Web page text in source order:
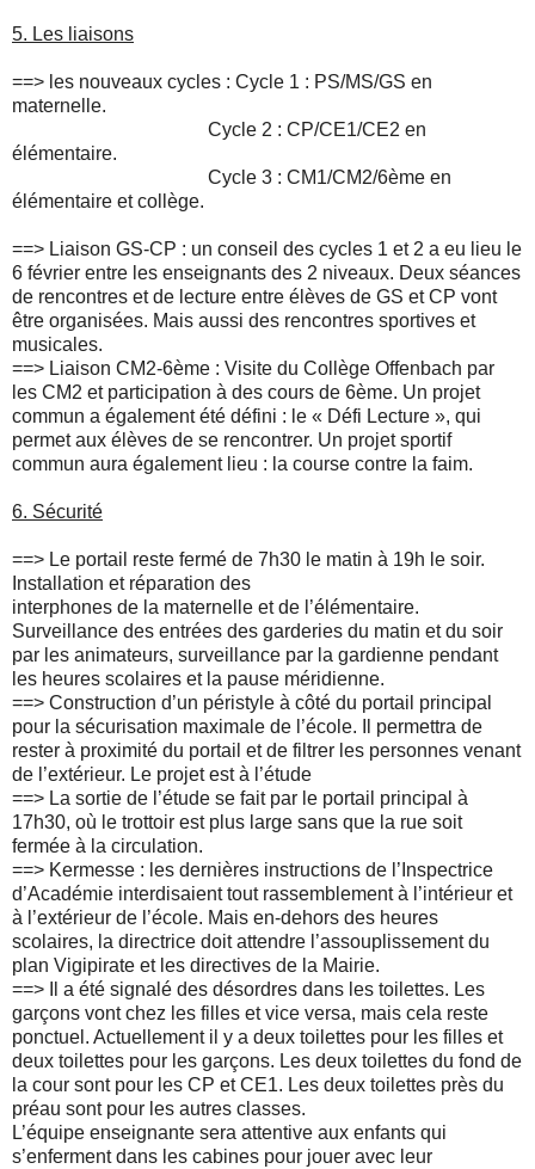
5. Les liaisons
==> les nouveaux cycles : Cycle 1 : PS/MS/GS en
maternelle.
Cycle 2 : CP/CE1/CE2 en
élémentaire.
Cycle 3 : CM1/CM2/6ème en
élémentaire et collège.
==> Liaison GS-CP : un conseil des cycles 1 et 2 a eu lieu le
6 février entre les enseignants des 2 niveaux. Deux séances
de rencontres et de lecture entre élèves de GS et CP vont
être organisées. Mais aussi des rencontres sportives et
musicales.
==> Liaison CM2-6ème : Visite du Collège Offenbach par
les CM2 et participation à des cours de 6ème. Un projet
commun a également été défini : le « Défi Lecture », qui
permet aux élèves de se rencontrer. Un projet sportif
commun aura également lieu : la course contre la faim.
6. Sécurité
==> Le portail reste fermé de 7h30 le matin à 19h le soir.
Installation et réparation des
interphones de la maternelle et de l’élémentaire.
Surveillance des entrées des garderies du matin et du soir
par les animateurs, surveillance par la gardienne pendant
les heures scolaires et la pause méridienne.
==> Construction d’un péristyle à côté du portail principal
pour la sécurisation maximale de l’école. Il permettra de
rester à proximité du portail et de filtrer les personnes venant
de l’extérieur. Le projet est à l’étude
==> La sortie de l’étude se fait par le portail principal à
17h30, où le trottoir est plus large sans que la rue soit
fermée à la circulation.
==> Kermesse : les dernières instructions de l’Inspectrice
d’Académie interdisaient tout rassemblement à l’intérieur et
à l’extérieur de l’école. Mais en-dehors des heures
scolaires, la directrice doit attendre l’assouplissement du
plan Vigipirate et les directives de la Mairie.
==>
Il a été signalé des désordres dans les toilettes. Les
garçons vont chez les filles et vice versa, mais cela reste
ponctuel. Actuellement il y a deux toilettes pour les filles et
deux toilettes pour les garçons. Les deux toilettes du fond de
la cour sont pour les CP et CE1. Les deux toilettes près du
préau sont pour les autres classes.
L’équipe enseignante sera attentive aux enfants qui
s’enferment dans les cabines pour jouer avec leur